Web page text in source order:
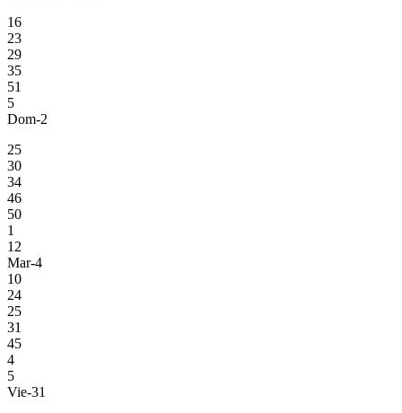
16
23
29
35
51
5
Dom-2
25
30
34
46
50
1
12
Mar-4
10
24
25
31
45
4
5
Vie-31